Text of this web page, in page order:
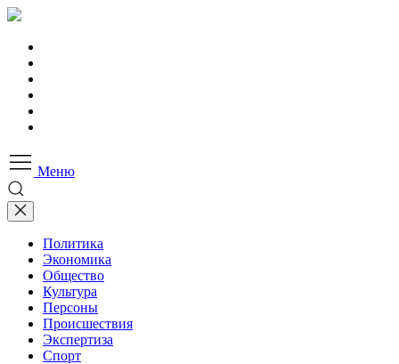
Меню
Политика
Экономика
Общество
Культура
Персоны
Происшествия
Экспертиза
Спорт